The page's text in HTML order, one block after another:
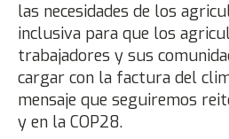
las necesidades de los
inclusiva para que los
trabajadores y sus
cargar con la factura del
mensaje que seguiremos
y en la COP28.